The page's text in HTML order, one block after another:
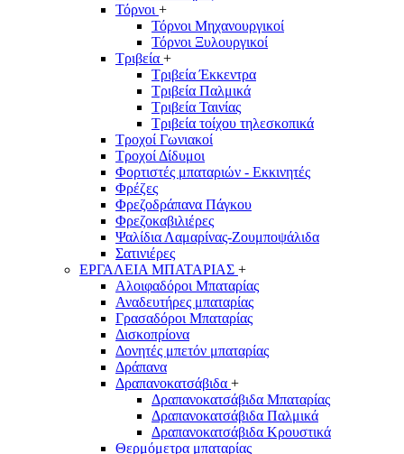
Τόρνοι +
Τόρνοι Μηχανουργικοί
Τόρνοι Ξυλουργικοί
Τριβεία +
Τριβεία Έκκεντρα
Τριβεία Παλμικά
Τριβεία Ταινίας
Τριβεία τοίχου τηλεσκοπικά
Τροχοί Γωνιακοί
Τροχοί Δίδυμοι
Φορτιστές μπαταριών - Εκκινητές
Φρέζες
Φρεζοδράπανα Πάγκου
Φρεζοκαβιλιέρες
Ψαλίδια Λαμαρίνας-Ζουμποψάλιδα
Σατινιέρες
ΕΡΓΑΛΕΙΑ ΜΠΑΤΑΡΙΑΣ +
Αλοιφαδόροι Μπαταρίας
Αναδευτήρες μπαταρίας
Γρασαδόροι Μπαταρίας
Δισκοπρίονα
Δονητές μπετόν μπαταρίας
Δράπανα
Δραπανοκατσάβιδα +
Δραπανοκατσάβιδα Μπαταρίας
Δραπανοκατσάβιδα Παλμικά
Δραπανοκατσάβιδα Κρουστικά
Θερμόμετρα μπαταρίας